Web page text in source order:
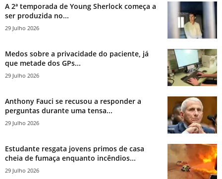
A 2ª temporada de Young Sherlock começa a
ser produzida no...
29 Julho 2026
Medos sobre a privacidade do paciente, já
que metade dos GPs...
29 Julho 2026
Anthony Fauci se recusou a responder a
perguntas durante uma tensa...
29 Julho 2026
Estudante resgata jovens primos de casa
cheia de fumaça enquanto incêndios...
29 Julho 2026